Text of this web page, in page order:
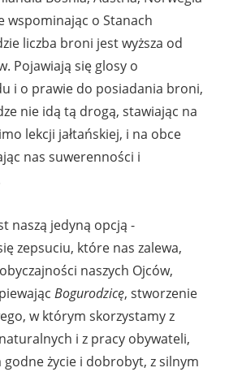
wspominając o Stanach
liczba broni jest wyższa od
Pojawiają się glosy o
i o prawie do posiadania broni,
nie idą tą drogą, stawiając na
lekcji jałtańskiej, i na obce
nas suwerenności i
naszą jedyną opcją -
zepsuciu, które nas zalewa,
naszych Ojców,
Bogurodzicę, stworzenie
w którym skorzystamy z
i z pracy obywateli,
godne życie i dobrobyt, z silnym